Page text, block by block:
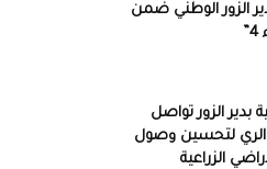
الزور الوطني ضمن
بدير الزور تواصل
الري لتحسين وصول
الزراعية